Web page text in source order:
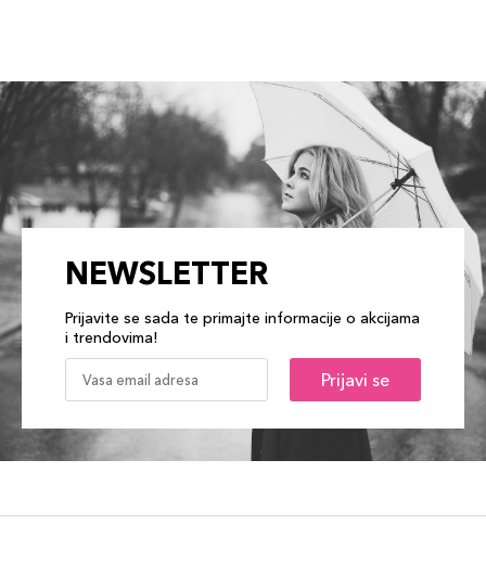
NEWSLETTER
Prijavite se sada te primajte informacije o akcijama
i trendovima!
Prijavi se